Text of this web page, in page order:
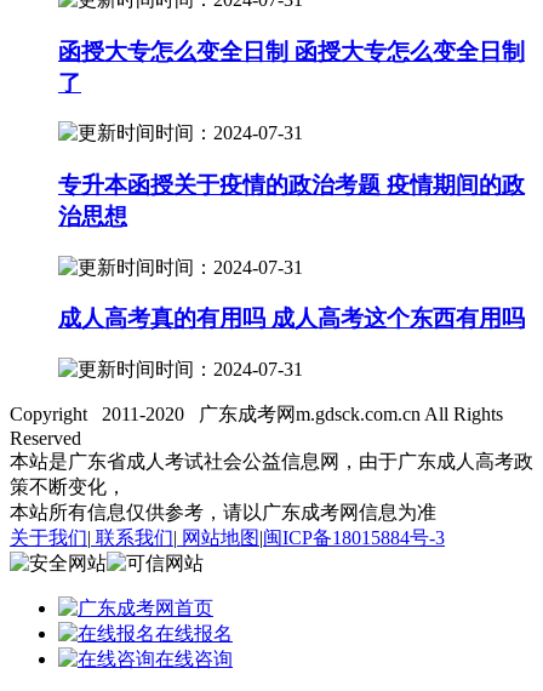
函授大专怎么变全日制 函授大专怎么变全日制
了
时间：2024-07-31
专升本函授关于疫情的政治考题 疫情期间的政
治思想
时间：2024-07-31
成人高考真的有用吗 成人高考这个东西有用吗
时间：2024-07-31
Copyright 2011-2020 广东成考网m.gdsck.com.cn All Rights
Reserved
本站是广东省成人考试社会公益信息网，由于广东成人高考政
策不断变化，
本站所有信息仅供参考，请以广东成考网信息为准
关于我们| 联系我们| 网站地图|闽ICP备18015884号-3
首页
在线报名
在线咨询